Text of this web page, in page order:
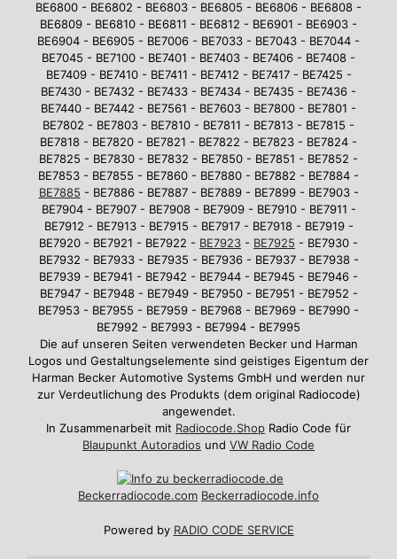
BE6800 - BE6802 - BE6803 - BE6805 - BE6806 - BE6808 -
BE6809 - BE6810 - BE6811 - BE6812 - BE6901 - BE6903 -
BE6904 - BE6905 - BE7006 - BE7033 - BE7043 - BE7044 -
BE7045 - BE7100 - BE7401 - BE7403 - BE7406 - BE7408 -
BE7409 - BE7410 - BE7411 - BE7412 - BE7417 - BE7425 -
BE7430 - BE7432 - BE7433 - BE7434 - BE7435 - BE7436 -
BE7440 - BE7442 - BE7561 - BE7603 - BE7800 - BE7801 -
BE7802 - BE7803 - BE7810 - BE7811 - BE7813 - BE7815 -
BE7818 - BE7820 - BE7821 - BE7822 - BE7823 - BE7824 -
BE7825 - BE7830 - BE7832 - BE7850 - BE7851 - BE7852 -
BE7853 - BE7855 - BE7860 - BE7880 - BE7882 - BE7884 -
BE7885 - BE7886 - BE7887 - BE7889 - BE7899 - BE7903 -
BE7904 - BE7907 - BE7908 - BE7909 - BE7910 - BE7911 -
BE7912 - BE7913 - BE7915 - BE7917 - BE7918 - BE7919 -
BE7920 - BE7921 - BE7922 - BE7923 - BE7925 - BE7930 -
BE7932 - BE7933 - BE7935 - BE7936 - BE7937 - BE7938 -
BE7939 - BE7941 - BE7942 - BE7944 - BE7945 - BE7946 -
BE7947 - BE7948 - BE7949 - BE7950 - BE7951 - BE7952 -
BE7953 - BE7955 - BE7959 - BE7968 - BE7969 - BE7990 -
BE7992 - BE7993 - BE7994 - BE7995
Die auf unseren Seiten verwendeten Becker und Harman
Logos und Gestaltungselemente sind geistiges Eigentum der
Harman Becker Automotive Systems GmbH und werden nur
zur Verdeutlichung des Produkts (dem original Radiocode)
angewendet.
In Zusammenarbeit mit Radiocode.Shop Radio Code für
Blaupunkt Autoradios und VW Radio Code
Beckerradiocode.com Beckerradiocode.info
Powered by RADIO CODE SERVICE